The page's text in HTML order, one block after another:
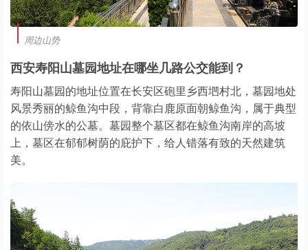
周边山势
西安寿阳山墓园地址在哪坐几路公交能到？
寿阳山墓园的地址位置在长安区砲里乡西垇村北，墓园地处
风景秀丽的鲸鱼沟中段，背靠白鹿原面朝鲸鱼沟，属于典型
的依山傍水的公墓。墓园整个墓区都在鲸鱼沟南岸的高坡
上，墓区在郁郁树荫的庇护下，给人错落有致的天然建筑
美。